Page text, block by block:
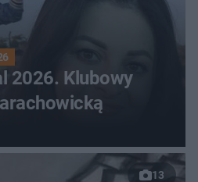
2026. Klubowy
13